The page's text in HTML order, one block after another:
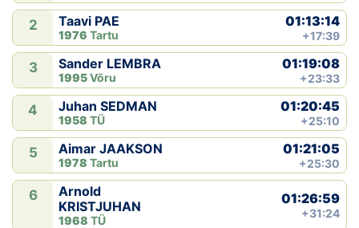
2 Taavi PAE
1976 Tartu
01:13:14
+17:39
3 Sander LEMBRA
1995Võru
01:19:08
+23:33
4 Juhan SEDMAN
1958 TÜ
01:20:45
+25:10
5 Aimar JAAKSON
1978 Tartu
01:21:05
+25:30
6
Arnold
KRISTJUHAN
1968 TÜ
01:26:59
+31:24